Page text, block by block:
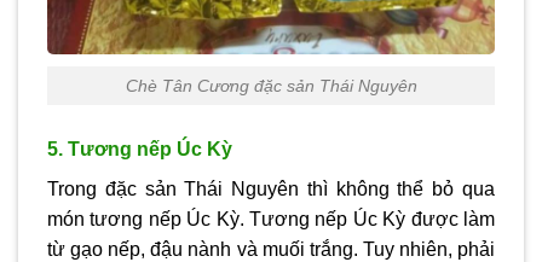
Chè Tân Cương đặc sản Thái Nguyên
5. Tương nếp Úc Kỳ
Trong đặc sản Thái Nguyên thì không thể bỏ qua
món tương nếp Úc Kỳ. Tương nếp Úc Kỳ được làm
từ gạo nếp, đậu nành và muối trắng. Tuy nhiên, phải